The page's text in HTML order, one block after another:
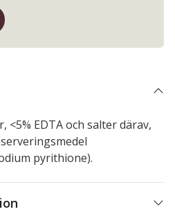
<5% EDTA och salter därav,
pyrithione).